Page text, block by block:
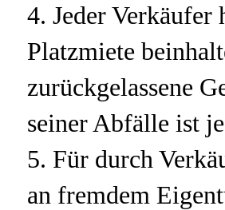
4. Jeder Verkäufer
Platzmiete
zurückgelassene
seiner Abfälle ist
5. Für durch
an fremdem